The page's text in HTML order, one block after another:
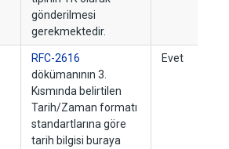
gönderilmesi
gerekmektedir.
RFC-2616
dökümanının 3.
Kısmında belirtilen
Tarih/Zaman formatı
standartlarına göre
tarih bilgisi buraya
Evet